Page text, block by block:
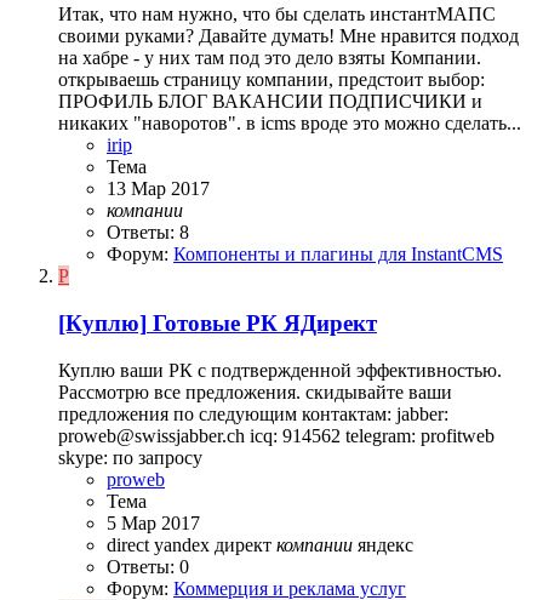
Итак, что нам нужно, что бы сделать инстантМАПС
своими руками? Давайте думать! Мне нравится подход
на хабре - у них там под это дело взяты Компании.
открываешь страницу компании, предстоит выбор:
ПРОФИЛЬ БЛОГ ВАКАНСИИ ПОДПИСЧИКИ и
никаких "наворотов". в icms вроде это можно сделать...
irip
Тема
13 Мар 2017
компании
Ответы: 8
Форум: Компоненты и плагины для InstantCMS
P
[Куплю] Готовые РК ЯДирект
Куплю ваши РК с подтвержденной эффективностью.
Рассмотрю все предложения. скидывайте ваши
предложения по следующим контактам: jabber:
proweb@swissjabber.ch icq: 914562 telegram: profitweb
skype: по запросу
proweb
Тема
5 Мар 2017
direct yandex директ компании яндекс
Ответы: 0
Форум: Коммерция и реклама услуг